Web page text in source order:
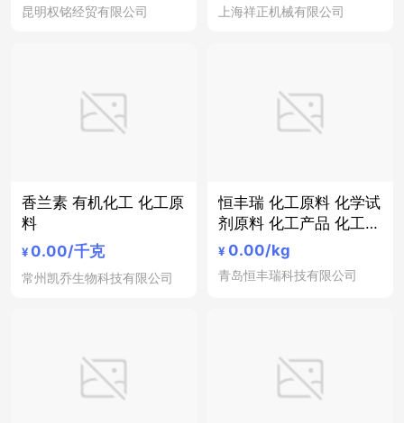
昆明权铭经贸有限公司 上海祥正机械有限公司
香兰素 有机化工 化工原
料
¥ 0.00/千克
常州凯乔生物科技有限公司
恒丰瑞 化工原料 化学试
剂原料 化工产品 化工设
备
¥ 0.00/kg
青岛恒丰瑞科技有限公司